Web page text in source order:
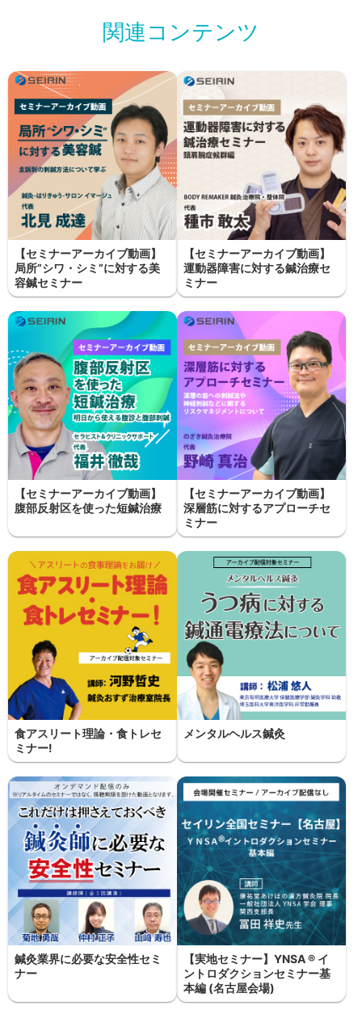
【セミナーアーカイブ動画】
局所”シワ・シミ”に対する美
容鍼セミナー
【セミナーアーカイブ動画】
運動器障害に対する鍼治療セ
ミナー
【セミナーアーカイブ動画】
腹部反射区を使った短鍼治療
【セミナーアーカイブ動画】
深層筋に対するアプローチセ
ミナー
食アスリート理論・食トレセ
ミナー!
メンタルヘルス鍼灸
鍼灸業界に必要な安全性セミ
ナー
【実地セミナー】YNSA ® イ
ントロダクションセミナー基
本編 (名古屋会場)